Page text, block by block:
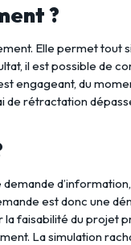
?
Elle permet tout
il est possible de
engageant, du
de rétractation
est donc une
faisabilité du projet
La simulation